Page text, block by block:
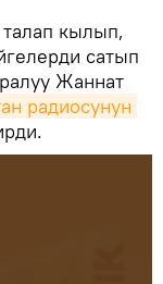
кылып,
сатып
Жаннат
радиосунун